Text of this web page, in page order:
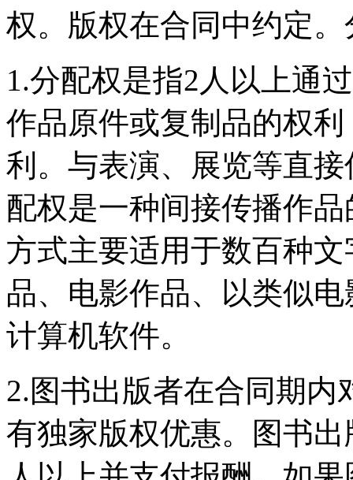
权。版权在合同中约定
1.分配权是指2人以上通
作品原件或复制品的权
利。与表演、展览等直
配权是一种间接传播作
方式主要适用于数百种
品、电影作品、以类似
计算机软件。
2.图书出版者在合同期内
有独家版权优惠。图书